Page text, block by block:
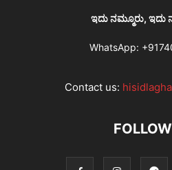
ಇದು ನಮ್ಮೂರು, ಇದು
WhatsApp:
Contact us: